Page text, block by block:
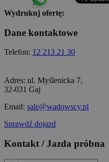
Wydrukuj ofertę:
Dane kontaktowe
Telefon: 12 213 21 30
Adres: ul. Myślenicka 7,
32-031 Gaj
Email: sale@wadowscy.pl
Sprawdź dojazd
Kontakt / Jazda próbna